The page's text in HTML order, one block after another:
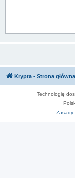
Krypta - Strona główna
Technologię
Zasady